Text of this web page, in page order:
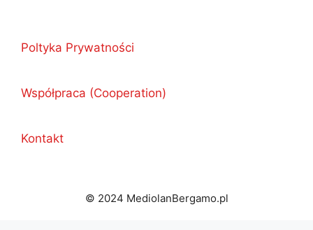
Poltyka Prywatności
Współpraca (Cooperation)
Kontakt
© 2024 MediolanBergamo.pl